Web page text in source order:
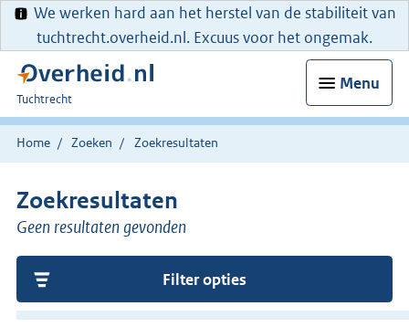
We werken hard aan het herstel van de stabiliteit van
tuchtrecht.overheid.nl. Excuus voor het ongemak.
Menu
U
bent
hier:
Tuchtrecht
Home Zoeken Zoekresultaten
Zoekresultaten
Geen resultaten gevonden
Filter opties